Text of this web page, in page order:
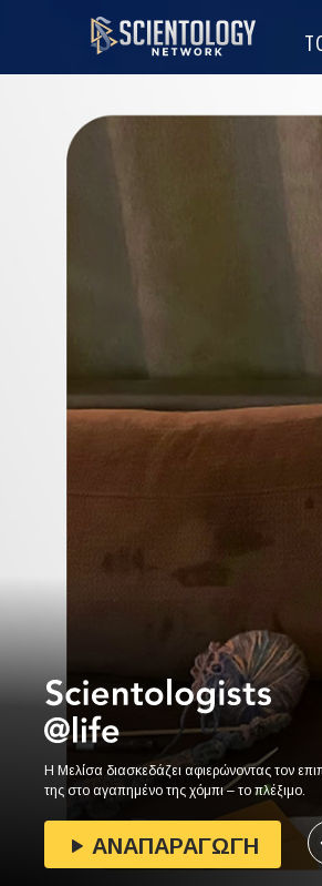
Η Μελίσα διασκεδάζει αφιερώνοντας τον
της στο αγαπημένο της χόμπι – το πλέξιμο.
ΑΝΑΠΑΡΑΓΩΓΗ